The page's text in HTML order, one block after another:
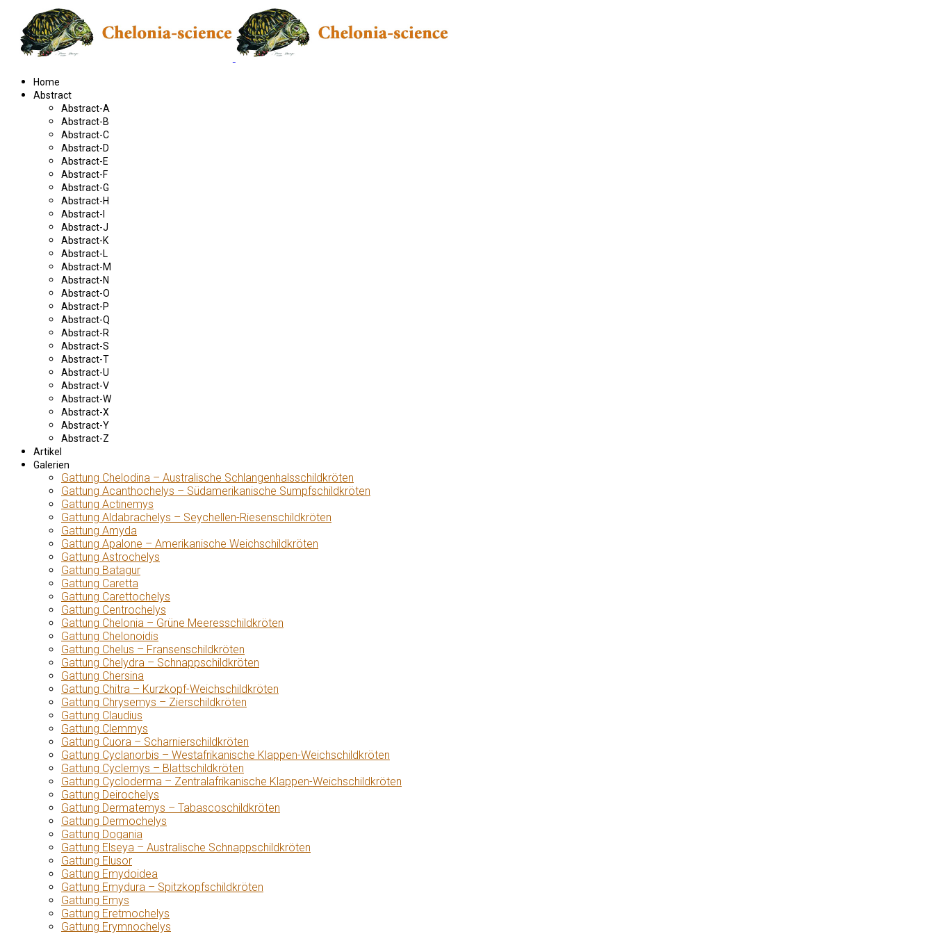
Home
Abstract
Abstract-A
Abstract-B
Abstract-C
Abstract-D
Abstract-E
Abstract-F
Abstract-G
Abstract-H
Abstract-I
Abstract-J
Abstract-K
Abstract-L
Abstract-M
Abstract-N
Abstract-O
Abstract-P
Abstract-Q
Abstract-R
Abstract-S
Abstract-T
Abstract-U
Abstract-V
Abstract-W
Abstract-X
Abstract-Y
Abstract-Z
Artikel
Galerien
Gattung Chelodina – Australische Schlangenhalsschildkröten
Gattung Acanthochelys – Südamerikanische Sumpfschildkröten
Gattung Actinemys
Gattung Aldabrachelys – Seychellen-Riesenschildkröten
Gattung Amyda
Gattung Apalone – Amerikanische Weichschildkröten
Gattung Astrochelys
Gattung Batagur
Gattung Caretta
Gattung Carettochelys
Gattung Centrochelys
Gattung Chelonia – Grüne Meeresschildkröten
Gattung Chelonoidis
Gattung Chelus – Fransenschildkröten
Gattung Chelydra – Schnappschildkröten
Gattung Chersina
Gattung Chitra – Kurzkopf-Weichschildkröten
Gattung Chrysemys – Zierschildkröten
Gattung Claudius
Gattung Clemmys
Gattung Cuora – Scharnierschildkröten
Gattung Cyclanorbis – Westafrikanische Klappen-Weichschildkröten
Gattung Cyclemys – Blattschildkröten
Gattung Cycloderma – Zentralafrikanische Klappen-Weichschildkröten
Gattung Deirochelys
Gattung Dermatemys – Tabascoschildkröten
Gattung Dermochelys
Gattung Dogania
Gattung Elseya – Australische Schnappschildkröten
Gattung Elusor
Gattung Emydoidea
Gattung Emydura – Spitzkopfschildkröten
Gattung Emys
Gattung Eretmochelys
Gattung Erymnochelys